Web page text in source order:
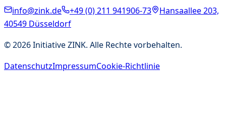
info@zink.de
+49 (0) 211 941906-73
Hansaallee 203,
40549 Düsseldorf
©2026Initiative ZINK. Alle Rechte vorbehalten.
DatenschutzImpressumCookie-Richtlinie